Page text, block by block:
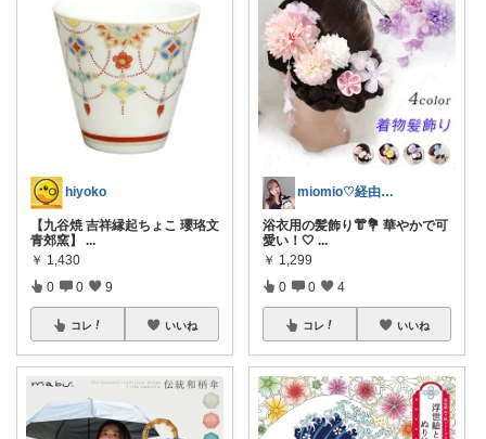
hiyoko
【九谷焼 吉祥縁起ちょこ 瓔珞文
青郊窯】
...
￥ 1,430
0 0 9
コレ いいね
miomio♡経由購入感謝♡
浴衣用の髪飾り👘💐 華やかで可
愛い！🤍 ...
￥ 1,299
0 0 4
コレ いいね